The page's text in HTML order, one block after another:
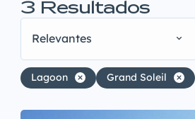
3 Resultados
Relevantes
Lagoon Grand Soleil